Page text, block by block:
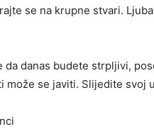
se na krupne stvari.
da danas budete strpljivi,
može se javiti. Slijedite svoj